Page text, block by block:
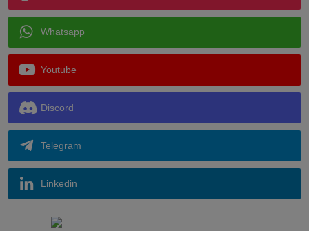
Whatsapp
Youtube
Discord
Telegram
Linkedin